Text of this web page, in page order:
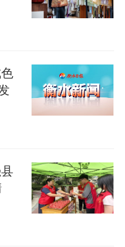
工作3年。下午三
，却没停下手中
得扫干净，游客们
阐述着对工作的理
、霍秀根这样的
们是景区里的 “逆
，用最朴实的行
颜值与气质。